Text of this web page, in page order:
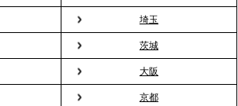
のご案内｜「室内お花見」の法人利
急増。オフィスに桜が届く福利厚生
埼玉
茨城
大阪
京都